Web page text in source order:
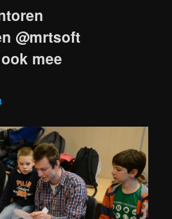
@mrtsoft
mee